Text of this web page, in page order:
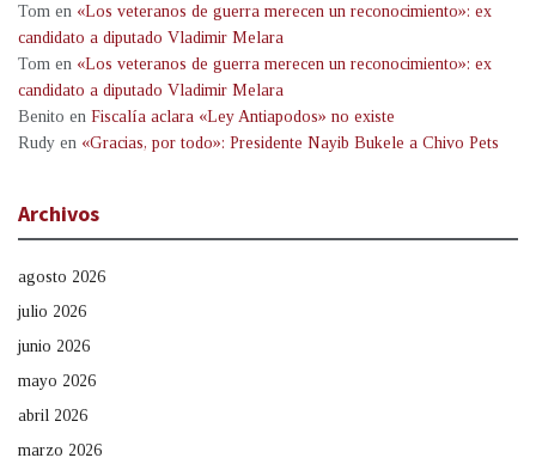
Tom en «Los veteranos de guerra merecen un reconocimiento»: ex
candidato a diputado Vladimir Melara
Tom en «Los veteranos de guerra merecen un reconocimiento»: ex
candidato a diputado Vladimir Melara
Benito en Fiscalía aclara «Ley Antiapodos» no existe
Rudy en «Gracias, por todo»: Presidente Nayib Bukele a Chivo Pets
Archivos
agosto 2026
julio 2026
junio 2026
mayo 2026
abril 2026
marzo 2026